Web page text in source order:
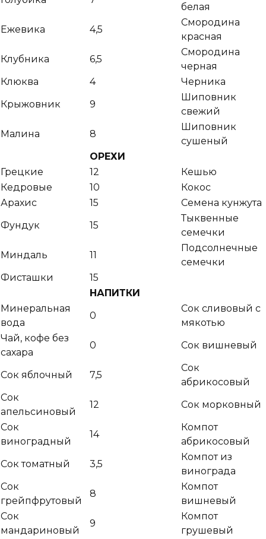
белая
Ежевика
4,5
Смородина
красная
Клубника
6,5
Смородина
черная
Клюква
4
Черника
Крыжовник
9
Шиповник
свежий
Малина
8
Шиповник
сушеный
ОРЕХИ
Грецкие
12
Кешью
Кедровые
10
Кокос
Арахис
15
Семена кунжута
Фундук
15
Тыквенные
семечки
Миндаль
11
Подсолнечные
семечки
Фисташки
15
НАПИТКИ
Минеральная
вода
0
Сок сливовый с
мякотью
Чай, кофе без
сахара
0 Сок вишневый
Сок яблочный 7,5
Сок
абрикосовый
Сок
апельсиновый
12
Сок морковный
Сок
виноградный
14
Компот
абрикосовый
Сок томатный
3,5
Компот из
винограда
Сок
грейпфрутовый
8
Компот
вишневый
Сок
мандариновый
9
Компот
грушевый